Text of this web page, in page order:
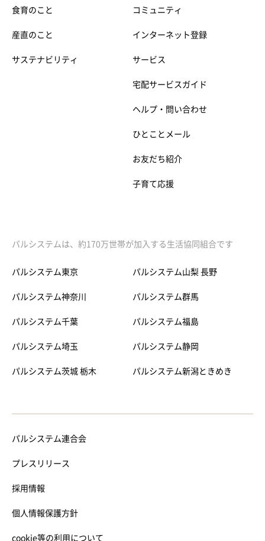
食育のこと
産直のこと
サステナビリティ
コミュニティ
インターネット登録
サービス
宅配サービスガイド
ヘルプ・問い合わせ
ひとことメール
お友だち紹介
子育て応援
パルシステムは、約170万世帯が加入する生活協同組合です
パルシステム東京
パルシステム神奈川
パルシステム千葉
パルシステム埼玉
パルシステム茨城 栃木
パルシステム山梨 長野
パルシステム群馬
パルシステム福島
パルシステム静岡
パルシステム新潟ときめき
パルシステム連合会
プレスリリース
採用情報
個人情報保護方針
cookie等の利用について